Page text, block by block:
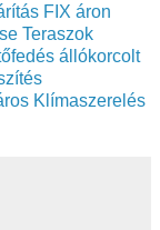
FIX áron
Teraszok
állókorcolt
Klímaszerelés